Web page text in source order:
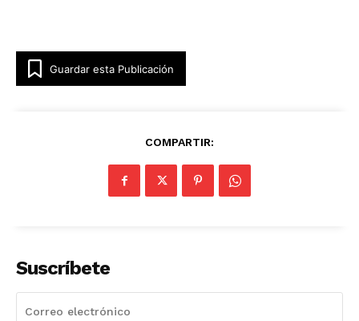
Guardar esta Publicación
COMPARTIR:
Suscríbete